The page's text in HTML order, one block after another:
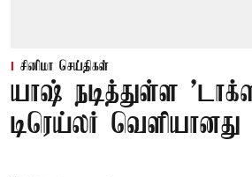
சினிமா செய்திகள்
யாஷ் நடித்துள்ள
டிரெய்லர் வெளியானது